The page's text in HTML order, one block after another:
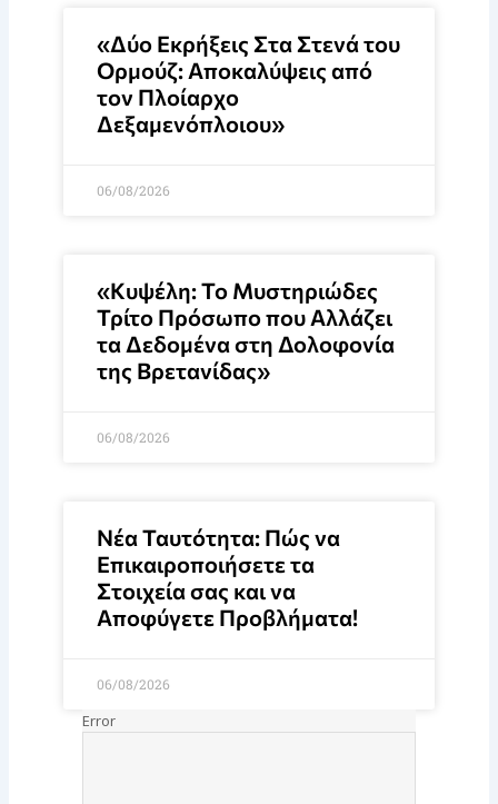
«Δύο Εκρήξεις Στα Στενά του
Ορμούζ: Αποκαλύψεις από
τον Πλοίαρχο
Δεξαμενόπλοιου»
06/08/2026
«Κυψέλη: Το Μυστηριώδες
Τρίτο Πρόσωπο που Αλλάζει
τα Δεδομένα στη Δολοφονία
της Βρετανίδας»
06/08/2026
Νέα Ταυτότητα: Πώς να
Επικαιροποιήσετε τα
Στοιχεία σας και να
Αποφύγετε Προβλήματα!
06/08/2026